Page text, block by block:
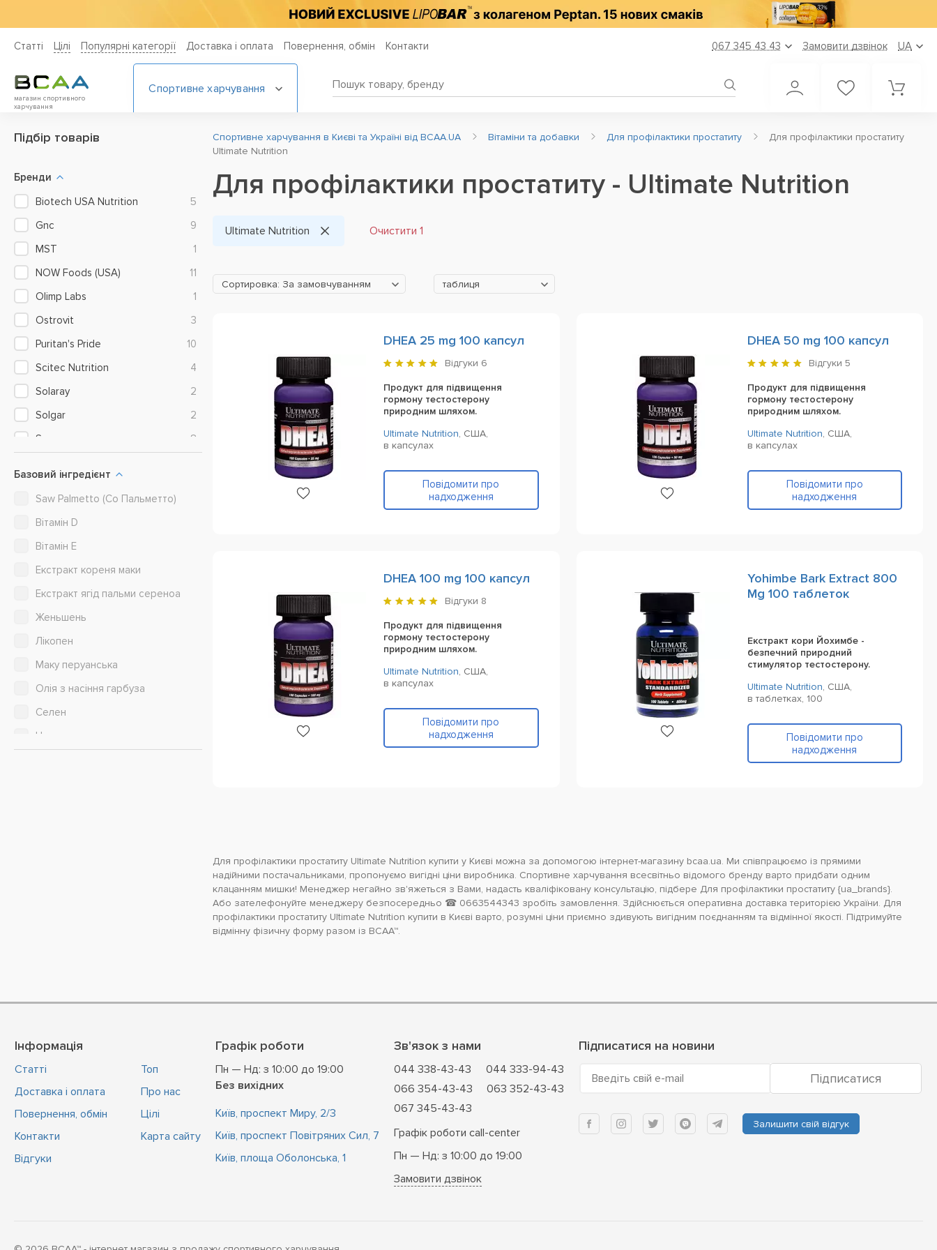
Статті Цiлi Популярні категорії Доставка і оплата Повернення, обмін Контакти 067 345 43 43 Замовити дзвінок UA
магазин спортивного
харчування
Спортивне харчування
Підбір товарів
Бренди
Biotech USA Nutrition
5
Gnc
9
MST
1
NOW Foods (USA)
11
Olimp Labs
1
Ostrovit
3
Puritan's Pride
10
Scitec Nutrition
4
Solaray
2
Solgar
2
Swanson
8
Базовий інгредієнт
Saw Palmetto (Со Пальметто)
Вітамін D
Вітамін E
Екстракт кореня маки
Екстракт ягід пальми сереноа
Женьшень
Лікопен
Маку перуанська
Олія з насіння гарбуза
Селен
Цинк
Спортивне харчування в Києві та Україні від BCAA.UA Вітаміни та добавки Для профілактики простатиту
Для профілактики простатиту
Ultimate Nutrition
Для профілактики простатиту - Ultimate Nutrition
Ultimate Nutrition Очистити 1
Сортировка: За замовчуванням таблиця
DHEA 25 mg 100 капсул
Відгуки 6
Продукт для підвищення
гормону тестостерону
природним шляхом.
Ultimate Nutrition, США,
в капсулах
Повідомити про
надходження
DHEA 50 mg 100 капсул
Відгуки 5
Продукт для підвищення
гормону тестостерону
природним шляхом.
Ultimate Nutrition, США,
в капсулах
Повідомити про
надходження
DHEA 100 mg 100 капсул
Відгуки 8
Продукт для підвищення
гормону тестостерону
природним шляхом.
Ultimate Nutrition, США,
в капсулах
Повідомити про
надходження
Yohimbe Bark Extract 800
Mg 100 таблеток
Екстракт кори Йохимбе -
безпечний природний
стимулятор тестостерону.
Ultimate Nutrition, США,
в таблетках, 100
Повідомити про
надходження
Для профілактики простатиту Ultimate Nutrition купити у Києві можна за допомогою інтернет-магазину bcaa.ua. Ми співпрацюємо із прямими
надійними постачальниками, пропонуємо вигідні ціни виробника. Спортивне харчування всесвітньо відомого бренду варто придбати одним
клацанням мишки! Менеджер негайно зв'яжеться з Вами, надасть кваліфіковану консультацію, підбере Для профілактики простатиту {ua_brands}.
Або зателефонуйте менеджеру безпосередньо ☎ 0663544343 зробіть замовлення. Здійснюється оперативна доставка територією України. Для
профілактики простатиту Ultimate Nutrition купити в Києві варто, розумні ціни приємно здивують вигідним поєднанням та відмінної якості. Підтримуйте
відмінну фізичну форму разом із BCAA™.
Інформація
Статті
Доставка і оплата
Повернення, обмін
Контакти
Відгуки
Топ
Про нас
Цiлi
Карта сайту
Графік роботи
Пн — Нд: з 10:00 до 19:00
Без вихідних
Київ, проспект Миру, 2/3
Київ, проспект Повітряних Сил, 7
Київ, площа Оболонська, 1
Зв'язок з нами
044 338-43-43
044 333-94-43
066 354-43-43
063 352-43-43
067 345-43-43
Графік роботи call-center
Пн — Нд: з 10:00 до 19:00
Замовити дзвінок
Підписатися на новини
Введіть свій e-mail Підписатися
Залишити свій відгук